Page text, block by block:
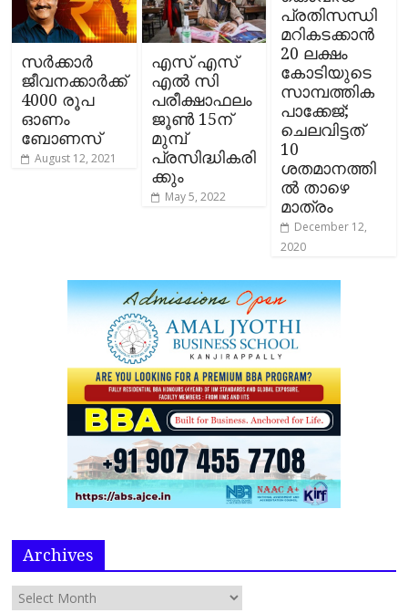
സര്‍ക്കാര്‍
ജീവനക്കാര്‍ക്ക്
4000 രൂപ
ഓണം
ബോണസ്
August 12, 2021
എസ് എസ്
എല്‍ സി
പരീക്ഷാഫലം
ജൂണ്‍ 15ന്
മുമ്പ്
പ്രസിദ്ധികരി
ക്കും
May 5, 2022
പ്രതിസന്ധി
മറികടക്കാന്‍
20 ലക്ഷം
കോടിയുടെ
സാമ്പത്തിക
പാക്കേജ്;
ചെലവിട്ടത്
10
ശതമാനത്തി
ല്‍ താഴെ
മാത്രം
December 12,
2020
Archives